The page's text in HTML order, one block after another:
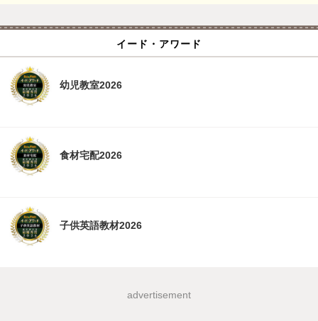
イード・アワード
幼児教室2026
食材宅配2026
子供英語教材2026
advertisement